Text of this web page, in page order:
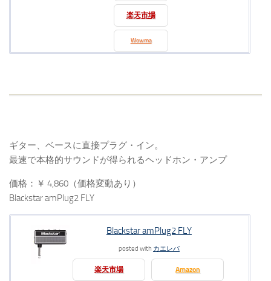
楽天市場
Wowma
ギター、ベースに直接プラグ・イン。
最速で本格的サウンドが得られるヘッドホン・アンプ
価格：￥ 4,860（価格変動あり）
Blackstar amPlug2 FLY
Blackstar amPlug2 FLY
posted with カエレバ
楽天市場 Amazon